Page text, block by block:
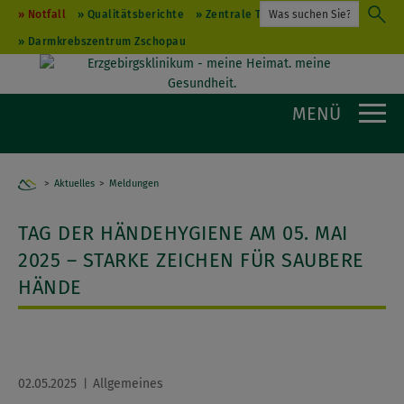
Notfall Qualitätsberichte Zentrale Terminvergabe
Darmkrebszentrum Zschopau
MENÜ
Home
Aktuelles Meldungen
TAG DER HÄNDEHYGIENE AM 05. MAI
2025 – STARKE ZEICHEN FÜR SAUBERE
HÄNDE
02.05.2025 Allgemeines